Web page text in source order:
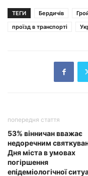
ТЕГИ Бердичів
проїзд в транспорті
попередня стаття
53% вінничан вважає
недоречним
Дня міста в умовах
погіршення
епідеміологічної